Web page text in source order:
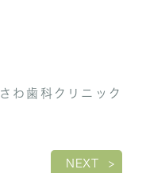
さわ歯科クリニック
NEXT